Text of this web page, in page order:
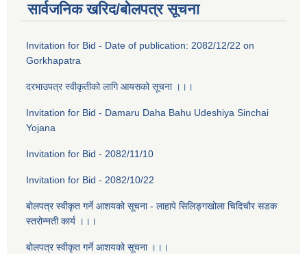
सार्वजनिक खरिद/बोलपत्र सूचना
Invitation for Bid - Date of publication: 2082/12/22 on
Gorkhapatra
दरभाउपत्र स्वीकृतीको लागि आयसको सूचना ।।।
Invitation for Bid - Damaru Daha Bahu Udeshiya Sinchai
Yojana
Invitation for Bid - 2082/11/10
Invitation for Bid - 2082/10/22
बोलपत्र स्वीकृत गर्ने आशयको सूचना - लाहापे सिलिङ्गखोला चिदिचौर सडक
स्तरोन्नती कार्य ।।।
बोलपत्र स्वीकृत गर्ने आशयको सूचना ।।।